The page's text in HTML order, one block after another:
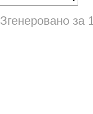
Згенеровано за